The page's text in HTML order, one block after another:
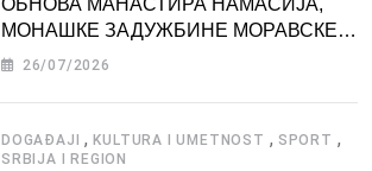
ОБНОВА МАНАСТИРА НАМАСИЈА,
МОНАШКЕ ЗАДУЖБИНЕ МОРАВСКЕ
СРБИЈЕ
26/07/2026
DOGAĐAJI ,KULTURA I UMETNOST , SPORT ,
SRBIJA I REGION